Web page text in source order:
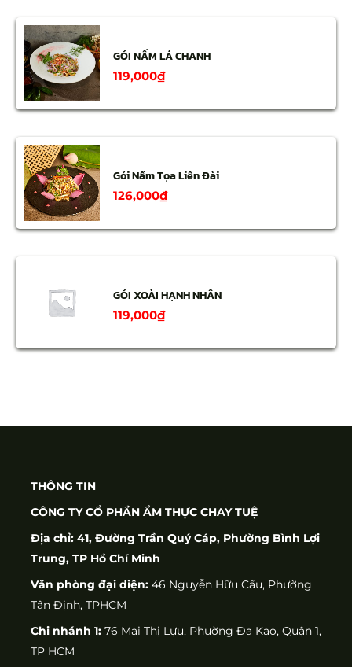
GỎI NẤM LÁ CHANH
119,000₫
Gỏi Nấm Tọa Liên Đài
126,000₫
GỎI XOÀI HẠNH NHÂN
119,000₫
THÔNG TIN
CÔNG TY CỔ PHẦN ẨM THỰC CHAY TUỆ
Địa chỉ: 41, Đường Trần Quý Cáp, Phường Bình Lợi
Trung, TP Hồ Chí Minh
Văn phòng đại diện: 46 Nguyễn Hữu Cầu, Phường
Tân Định, TPHCM
Chi nhánh 1: 76 Mai Thị Lựu, Phường Đa Kao, Quận 1,
TP HCM